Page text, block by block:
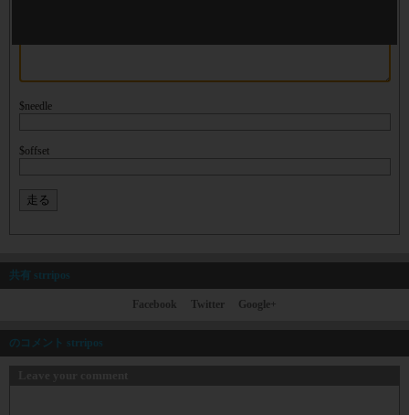
$needle
$offset
共有 strripos
Facebook Twitter Google+
のコメント strripos